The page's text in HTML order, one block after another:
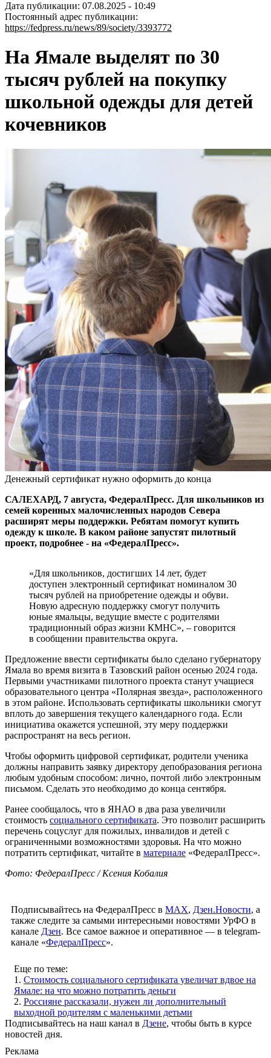
Дата публикации: 07.08.2025 - 10:49
Постоянный адрес публикации:
https://fedpress.ru/news/89/society/3393772
На Ямале выделят по 30
тысяч рублей на покупку
школьной одежды для детей
кочевников
Денежный сертификат нужно оформить до конца
САЛЕХАРД, 7 августа, ФедералПресс. Для школьников из
семей коренных малочисленных народов Севера
расширят меры поддержки. Ребятам помогут купить
одежду к школе. В каком районе запустят пилотный
проект, подробнее - на «ФедералПресс».
«Для школьников, достигших 14 лет, будет
доступен электронный сертификат номиналом 30
тысяч рублей на приобретение одежды и обуви.
Новую адресную поддержку смогут получить
юные ямальцы, ведущие вместе с родителями
традиционный образ жизни КМНС», – говорится
в сообщении правительства округа.
Предложение ввести сертификаты было сделано губернатору
Ямала во время визита в Тазовский район осенью 2024 года.
Первыми участниками пилотного проекта станут учащиеся
образовательного центра «Полярная звезда», расположенного
в этом районе. Использовать сертификаты школьники смогут
вплоть до завершения текущего календарного года. Если
инициатива окажется успешной, эту меру поддержки
распространят на весь регион.
Чтобы оформить цифровой сертификат, родители ученика
должны направить заявку директору депобразования региона
любым удобным способом: лично, почтой либо электронным
письмом. Сделать это необходимо до конца сентября.
Ранее сообщалось, что в ЯНАО в два раза увеличили
стоимость социального сертификата. Это позволит расширить
перечень соцуслуг для пожилых, инвалидов и детей с
ограниченными возможностями здоровья. На что можно
потратить сертификат, читайте в материале «ФедералПресс».
Фото: ФедералПресс / Ксения Кобалия
Подписывайтесь на ФедералПресс в МАХ, Дзен.Новости, а
также следите за самыми интересными новостями УрФО в
канале Дзен. Все самое важное и оперативное — в telegram-
канале «ФедералПресс».
Еще по теме:
1. Стоимость социального сертификата увеличат вдвое на
Ямале: на что можно потратить деньги
2. Россияне рассказали, нужен ли дополнительный
выходной родителям с маленькими детьми
Подписывайтесь на наш канал в Дзене, чтобы быть в курсе
новостей дня.
Реклама